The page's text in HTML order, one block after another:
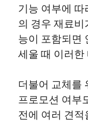
기능 여부에 따
의 경우 재료비
능이 포함되면
세울 때 이러한
더불어 교체를
프로모션 여부
전에 여러 견적